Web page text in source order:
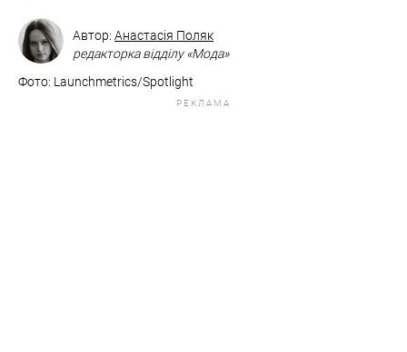
Автор: Анастасія Поляк
редакторка відділу «Мода»
Фото: Launchmetrics/Spotlight
РЕКЛАМА